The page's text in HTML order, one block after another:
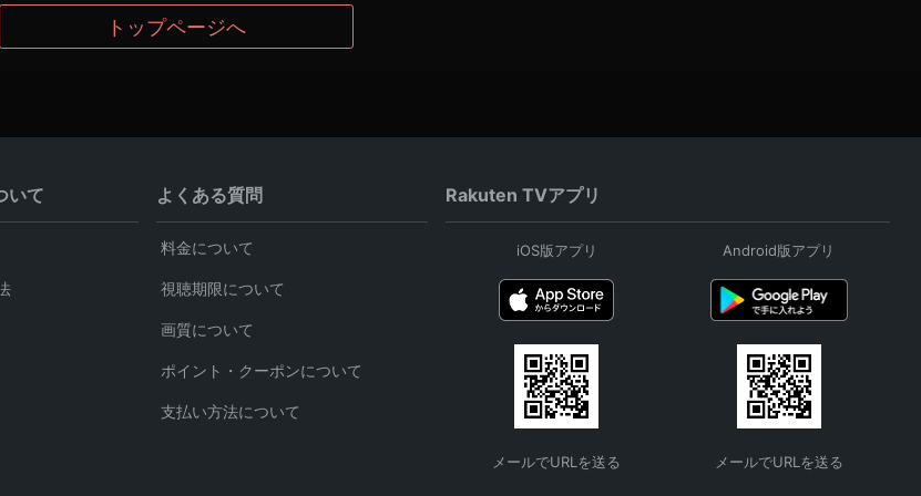
トップページへ
いて よくある質問
料金について
視聴期限について
画質について
ポイント・クーポンについて
支払い方法について
Rakuten TVアプリ
iOS版アプリ
メールでURLを送る
Android版アプリ
メールでURLを送る